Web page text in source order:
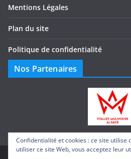
Mentions Légales
Plan du site
Politique de confidentialité
Nos Partenaires
Confidentialité et cookies : ce site utilise
utiliser ce site Web, vous acceptez leur